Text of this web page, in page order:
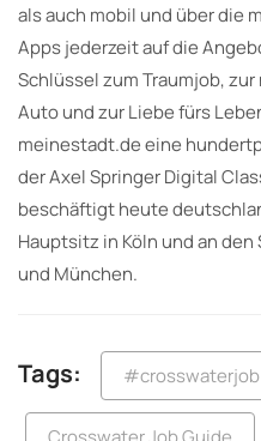
als auch mobil und über die
Apps jederzeit auf die
Schlüssel zum Traumjob,
Auto und zur Liebe fürs
meinestadt.de eine
der Axel Springer Digital
beschäftigt heute
Hauptsitz in Köln und an
und München.
Tags: #crosswaterjob